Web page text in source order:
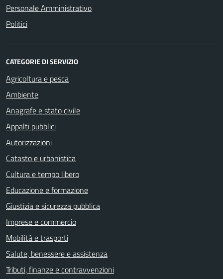
Personale Amministrativo
Politici
CATEGORIE DI SERVIZIO
Agricoltura e pesca
Ambiente
Anagrafe e stato civile
Appalti pubblici
Autorizzazioni
Catasto e urbanistica
Cultura e tempo libero
Educazione e formazione
Giustizia e sicurezza pubblica
Imprese e commercio
Mobilità e trasporti
Salute, benessere e assistenza
Tributi, finanze e contravvenzioni